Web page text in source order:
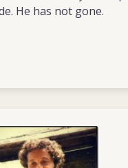
He has not gone.